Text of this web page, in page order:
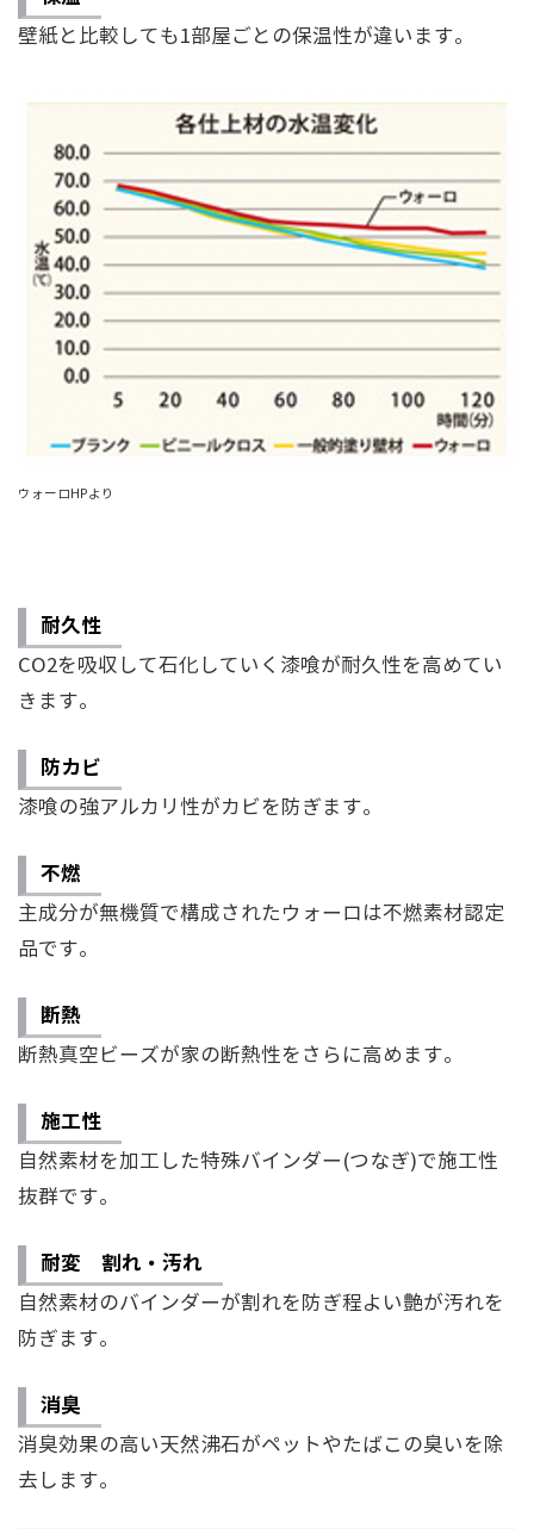
壁紙と比較しても1部屋ごとの保温性が違います。
ウォーロHPより
耐久性○
CO2を吸収して石化していく漆喰が耐久性を高めてい
きます。
防カビ
漆喰の強アルカリ性がカビを防ぎます。
不燃
主成分が無機質で構成されたウォーロは不燃素材認定
品です。
断熱○
断熱真空ビーズが家の断熱性をさらに高めます。
施工性○
自然素材を加工した特殊バインダー(つなぎ)で施工性
抜群です。
耐変 割れ・汚れ
自然素材のバインダーが割れを防ぎ程よい艶が汚れを
防ぎます。
消臭
消臭効果の高い天然沸石がペットやたばこの臭いを除
去します。